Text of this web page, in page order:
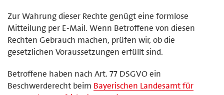
Zur Wahrung dieser Rechte genügt eine formlose
Mitteilung per E-Mail. Wenn Betroffene von diesen
Rechten Gebrauch machen, prüfen wir, ob die
gesetzlichen Voraussetzungen erfüllt sind.
Betroffene haben nach Art. 77 DSGVO ein
Beschwerderecht beim Bayerischen Landesamt für